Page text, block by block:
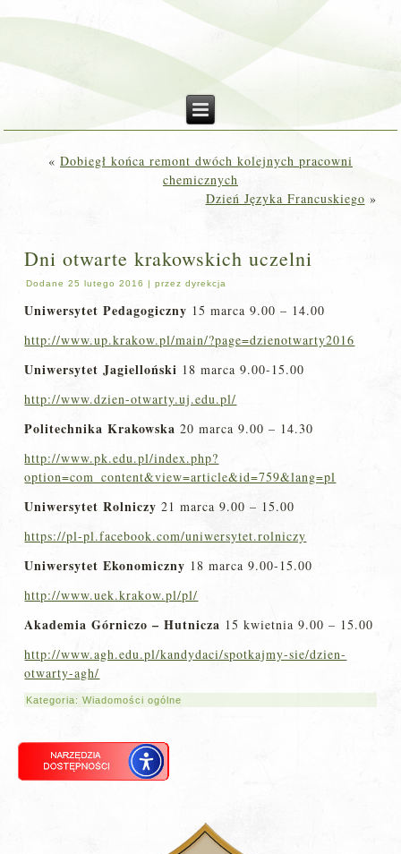
« Dobiegł końca remont dwóch kolejnych pracowni
chemicznych
Dzień Języka Francuskiego »
Dni otwarte krakowskich uczelni
Dodane 25 lutego 2016 |przez dyrekcja
Uniwersytet Pedagogiczny 15 marca 9.00 – 14.00
http://www.up.krakow.pl/main/?page=dzienotwarty2016
Uniwersytet Jagielloński 18 marca 9.00-15.00
http://www.dzien-otwarty.uj.edu.pl/
Politechnika Krakowska 20 marca 9.00 – 14.30
http://www.pk.edu.pl/index.php?
option=com_content&view=article&id=759&lang=pl
Uniwersytet Rolniczy 21 marca 9.00 – 15.00
https://pl-pl.facebook.com/uniwersytet.rolniczy
Uniwersytet Ekonomiczny 18 marca 9.00-15.00
http://www.uek.krakow.pl/pl/
Akademia Górniczo – Hutnicza 15 kwietnia 9.00 – 15.00
http://www.agh.edu.pl/kandydaci/spotkajmy-sie/dzien-
otwarty-agh/
Kategoria:Wiadomości ogólne